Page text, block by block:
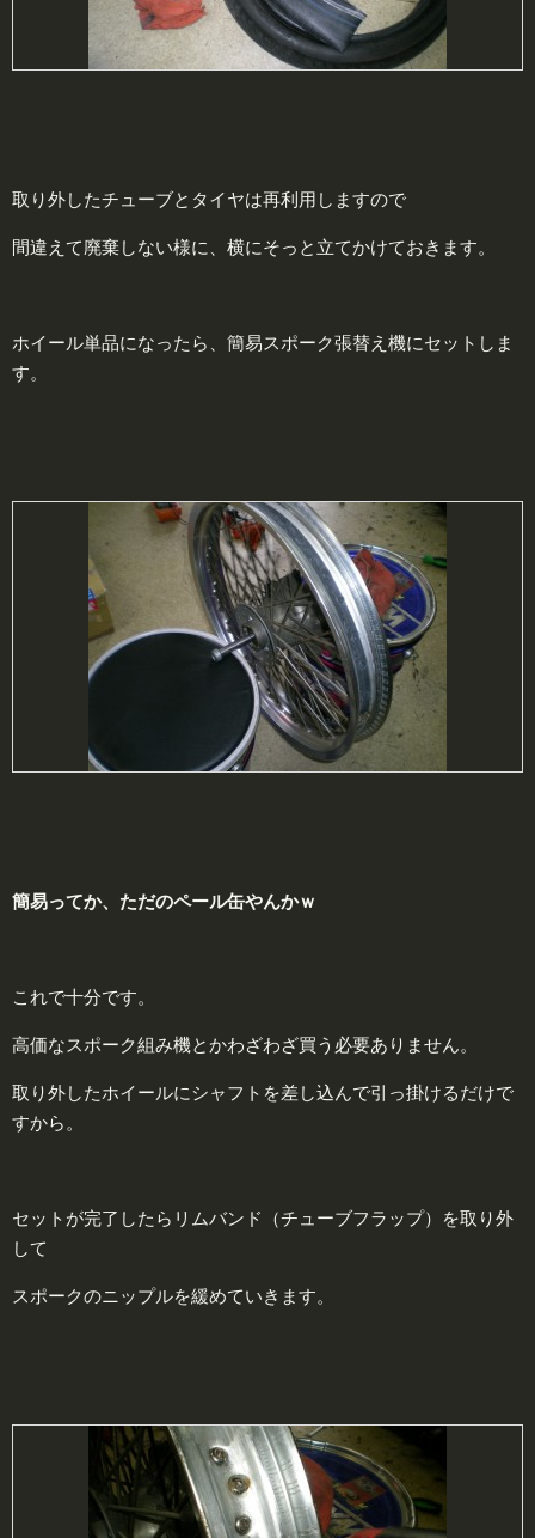
取り外したチューブとタイヤは再利用しますので
間違えて廃棄しない様に、横にそっと立てかけておきます。
ホイール単品になったら、簡易スポーク張替え機にセットしま
す。
簡易ってか、ただのペール缶やんかｗ
これで十分です。
高価なスポーク組み機とかわざわざ買う必要ありません。
取り外したホイールにシャフトを差し込んで引っ掛けるだけで
すから。
セットが完了したらリムバンド（チューブフラップ）を取り外
して
スポークのニップルを緩めていきます。